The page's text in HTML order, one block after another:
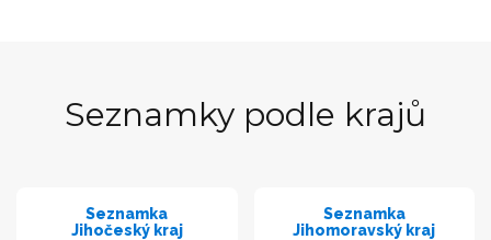
Seznamky podle krajů
Seznamka
Jihočeský kraj
Seznamka
Jihomoravský kraj